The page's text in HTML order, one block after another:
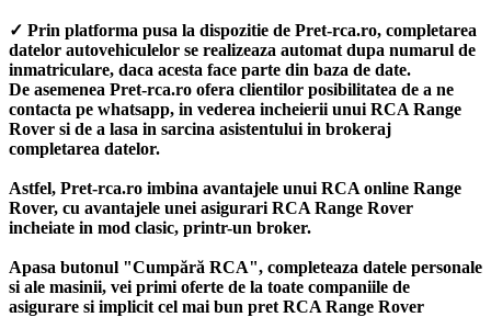
✓ Prin platforma pusa la dispozitie de Pret-rca.ro, completarea
datelor autovehiculelor se realizeaza automat dupa numarul de
inmatriculare, daca acesta face parte din baza de date.
De asemenea Pret-rca.ro ofera clientilor posibilitatea de a ne
contacta pe whatsapp, in vederea incheierii unui RCA Range
Rover si de a lasa in sarcina asistentului in brokeraj
completarea datelor.
Astfel, Pret-rca.ro imbina avantajele unui RCA online Range
Rover, cu avantajele unei asigurari RCA Range Rover
incheiate in mod clasic, printr-un broker.
Apasa butonul "Cumpără RCA", completeaza datele personale
si ale masinii, vei primi oferte de la toate companiile de
asigurare si implicit cel mai bun pret RCA Range Rover